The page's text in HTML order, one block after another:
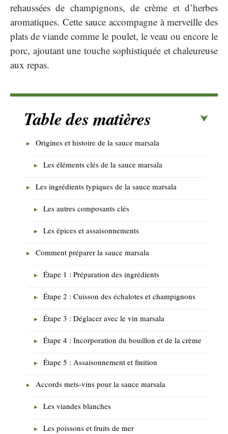
rehaussées de champignons, de crème et d’herbes
aromatiques. Cette sauce accompagne à merveille des
plats de viande comme le poulet, le veau ou encore le
porc, ajoutant une touche sophistiquée et chaleureuse
aux repas.
Table des matières
Origines et histoire de la sauce marsala
Les éléments clés de la sauce marsala
Les ingrédients typiques de la sauce marsala
Les autres composants clés
Les épices et assaisonnements
Comment préparer la sauce marsala
Étape 1 : Préparation des ingrédients
Étape 2 : Cuisson des échalotes et champignons
Étape 3 : Déglacer avec le vin marsala
Étape 4 : Incorporation du bouillon et de la crème
Étape 5 : Assaisonnement et finition
Accords mets-vins pour la sauce marsala
Les viandes blanches
Les poissons et fruits de mer